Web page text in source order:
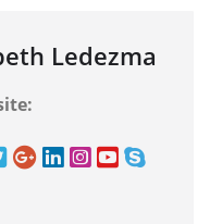
Ledezma